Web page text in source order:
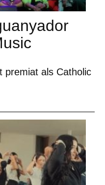
premiat als Catholic